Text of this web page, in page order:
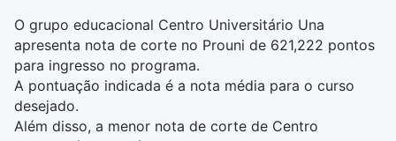
O grupo educacional Centro Universitário Una
apresenta nota de corte no Prouni de 621,222 pontos
para ingresso no programa.
A pontuação indicada é a nota média para o curso
desejado.
Além disso, a menor nota de corte de Centro